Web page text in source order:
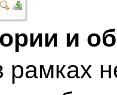
и
рамках